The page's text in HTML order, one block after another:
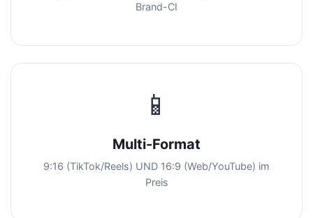
Brand-CI
📱
Multi-Format
9:16 (TikTok/Reels) UND 16:9 (Web/YouTube) im
Preis